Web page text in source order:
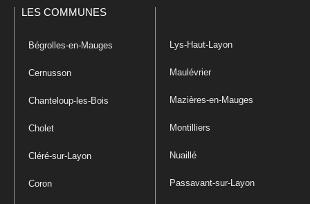
LES COMMUNES
Bégrolles-en-Mauges
Cernusson
Chanteloup-les-Bois
Cholet
Cléré-sur-Layon
Coron
Lys-Haut-Layon
Maulévrier
Mazières-en-Mauges
Montilliers
Nuaillé
Passavant-sur-Layon